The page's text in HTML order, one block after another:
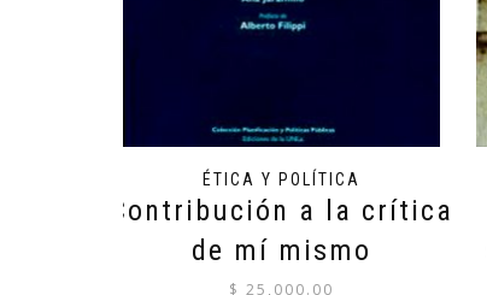
ÉTICA Y POLÍTICA
Contribución a la crítica
de mí mismo
$ 25,000.00